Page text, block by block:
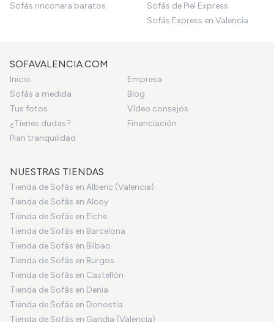
Sofás rinconera baratos
Sofás de Piel Express
Sofás Express en Valencia
SOFAVALENCIA.COM
Inicio
Empresa
Sofás a medida
Blog
Tus fotos
Vídeo consejos
¿Tienes dudas?
Financiación
Plan tranquilidad
NUESTRAS TIENDAS
Tienda de Sofás en Alberic (Valencia)
Tienda de Sofás en Alcoy
Tienda de Sofás en Elche
Tienda de Sofás en Barcelona
Tienda de Sofás en Bilbao
Tienda de Sofás en Burgos
Tienda de Sofás en Castellón
Tienda de Sofás en Denia
Tienda de Sofás en Donostia
Tienda de Sofás en Gandia (Valencia)